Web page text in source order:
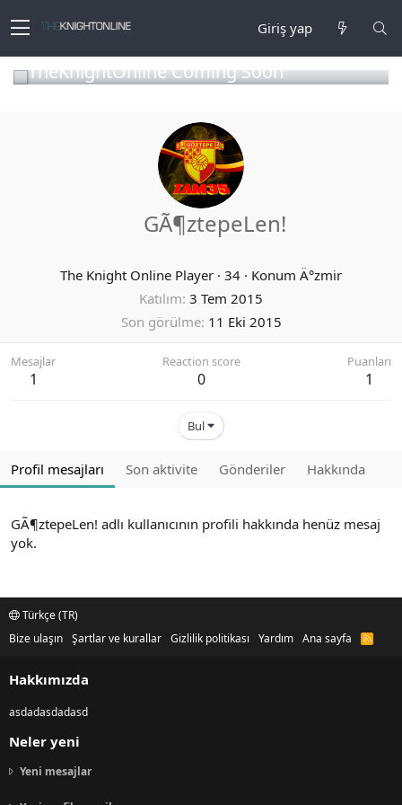
Giriş yap
TheKnightOnline Coming Soon
GÃ¶ztepeLen!
The Knight Online Player · 34 · Konum Ä°zmir
Katılım 3 Tem 2015
Son görülme 11 Eki 2015
Mesajlar
1
Reaction score
0
Puanları
1
Bul
Profil mesajları Son aktivite Gönderiler Hakkında
GÃ¶ztepeLen! adlı kullanıcının profili hakkında henüz mesaj
yok.
Türkçe (TR)
Bize ulaşın Şartlar ve kurallar Gizlilik politikası Yardım Ana sayfa
R
Hakkımızda
asdadasdadasd
Neler yeni
Yeni mesajlar